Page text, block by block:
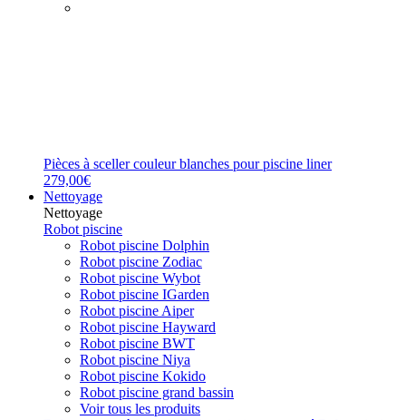
Pièces à sceller couleur blanches pour piscine liner
279,00€
Nettoyage
Nettoyage
Robot piscine
Robot piscine Dolphin
Robot piscine Zodiac
Robot piscine Wybot
Robot piscine IGarden
Robot piscine Aiper
Robot piscine Hayward
Robot piscine BWT
Robot piscine Niya
Robot piscine Kokido
Robot piscine grand bassin
Voir tous les produits